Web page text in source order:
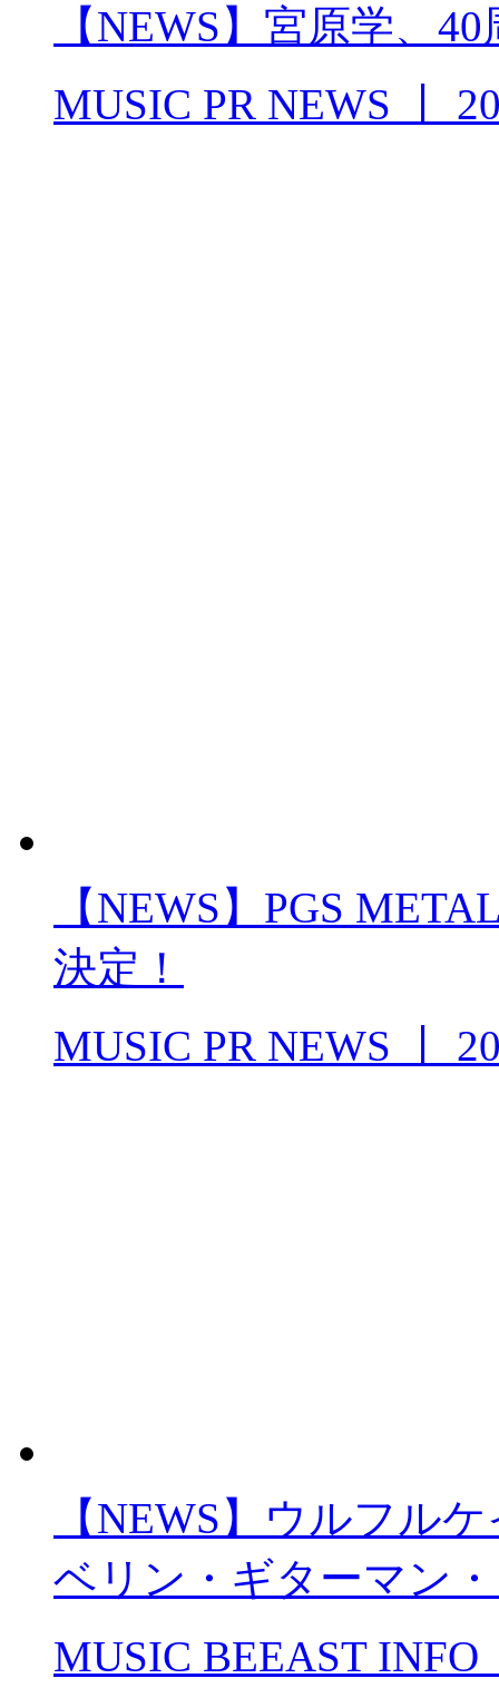
【NEWS】宮原学、
MUSIC PR NEWS
【NEWS】PGS
決定！
MUSIC PR NEWS
【NEWS】ウルフル
ベリン・ギターマン
MUSIC BEEAST INFO